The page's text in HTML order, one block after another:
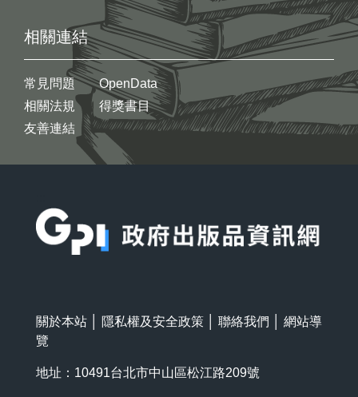
相關連結
常見問題
相關法規
友善連結
OpenData
得獎書目
關於本站 隱私權及安全政策 聯絡我們
網站導
覽
地址：10491台北市中山區松江路209號